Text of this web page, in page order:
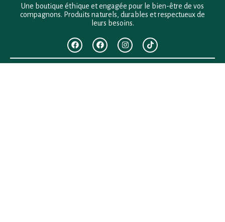
Une boutique éthique et engagée pour le bien-être de vos
compagnons. Produits naturels, durables et respectueux de
leurs besoins.